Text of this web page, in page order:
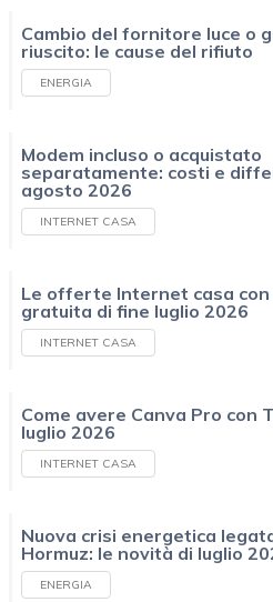
Cambio del fornitore luce o
riuscito: le cause del rifiuto
ENERGIA
Modem incluso o acquistato
separatamente: costi e
agosto 2026
INTERNET CASA
Le offerte Internet casa
gratuita di fine luglio 2026
INTERNET CASA
Come avere Canva Pro con
luglio 2026
INTERNET CASA
Nuova crisi energetica
Hormuz: le novità di luglio
ENERGIA